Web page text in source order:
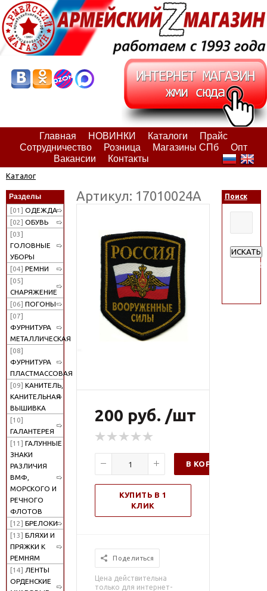
Главная НОВИНКИ Каталоги
Прайс
Сотрудничество
Розница Магазины СПб
Опт
Вакансии
Контакты
Каталог
Разделы
[01] ОДЕЖДА
[02] ОБУВЬ
[03]
ГОЛОВНЫЕ
УБОРЫ
[04] РЕМНИ
[05]
СНАРЯЖЕНИЕ
[06] ПОГОНЫ
[07]
ФУРНИТУРА
МЕТАЛЛИЧЕСКАЯ
[08]
ФУРНИТУРА
ПЛАСТМАССОВАЯ
[09] КАНИТЕЛЬ,
КАНИТЕЛЬНАЯ
ВЫШИВКА
[10]
ГАЛАНТЕРЕЯ
[11] ГАЛУННЫЕ
ЗНАКИ
РАЗЛИЧИЯ
ВМФ,
МОРСКОГО И
РЕЧНОГО
ФЛОТОВ
[12] БРЕЛОКИ
[13] БЛЯХИ И
ПРЯЖКИ К
РЕМНЯМ
[14] ЛЕНТЫ
ОРДЕНСКИЕ
Артикул: 17010024А
200 руб. /шт
В КОРЗИНУ
КУПИТЬ В 1
КЛИК
Поделиться
Цена действительна
только для интернет-
Поиск
ИСКАТЬ